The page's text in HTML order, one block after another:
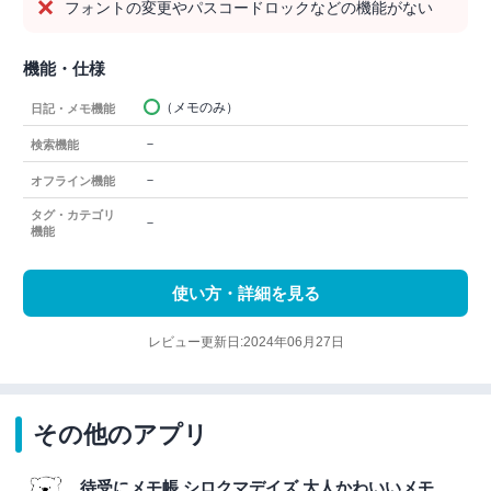
フォントの変更やパスコードロックなどの機能がない
機能・仕様
日記・メモ機能 （メモのみ）
検索機能 －
オフライン機能 －
タグ・カテゴリ
機能
－
使い方・詳細を見る
レビュー更新日:2024年06月27日
その他のアプリ
待受にメモ帳 シロクマデイズ 大人かわいいメモ